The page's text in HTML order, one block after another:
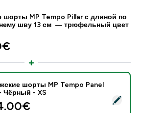
шорты MP Tempo Pillar с длиной по
шву 13 см ― трюфельный цвет
MP Tempo Panel 5" - Чёрный - XS
шорты MP Tempo Panel
Чёрный - XS